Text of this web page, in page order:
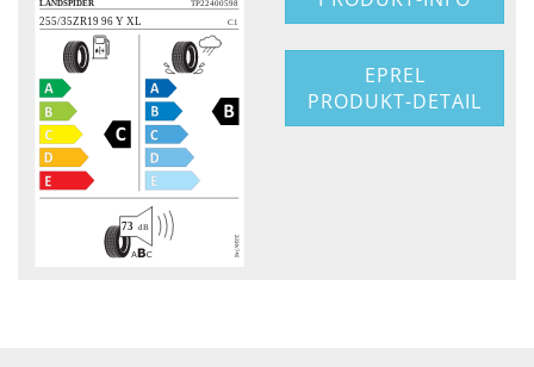
EPREL
PRODUKT-DETAIL